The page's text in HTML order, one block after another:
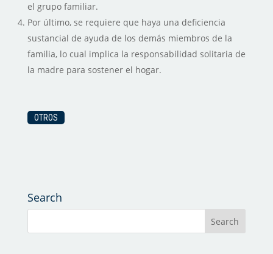
el grupo familiar.
Por último, se requiere que haya una deficiencia
sustancial de ayuda de los demás miembros de la
familia, lo cual implica la responsabilidad solitaria de
la madre para sostener el hogar.
OTROS
Search